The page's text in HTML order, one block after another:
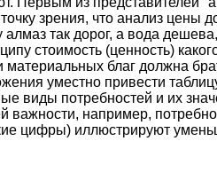
зрения, что анализ
так дорог, а вода
стоимость (ценность)
благ должна
уместно привести
виды потребностей и их
например,
цифры) иллюстрируют